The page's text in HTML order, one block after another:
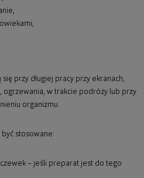
przy długiej pracy przy ekranach,
ogrzewania, w trakcie podróży lub przy
organizmu.
stosowane:
– jeśli preparat jest do tego